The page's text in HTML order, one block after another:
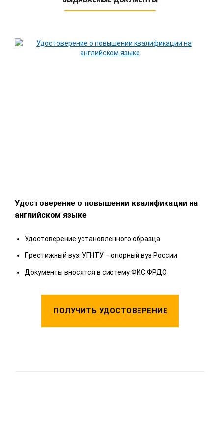
Удостоверение о повышении квалификации на
английском языке
Удостоверение установленного образца
Престижный вуз: УГНТУ – опорный вуз России
Документы вносятся в систему ФИС ФРДО
ПОЛУЧИТЬ УДОСТОВЕРЕНИЕ